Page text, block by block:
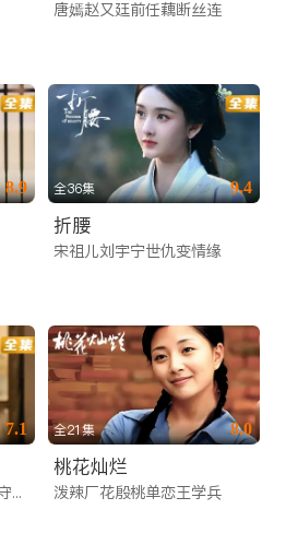
唐嫣赵又廷前任藕断丝连
8.9 全36集 9.4
折腰
宋祖儿刘宇宁世仇变情缘
7.1
李小冉李乃文磕磕绊绊相守一生
全21集 8.0
桃花灿烂
泼辣厂花殷桃单恋王学兵